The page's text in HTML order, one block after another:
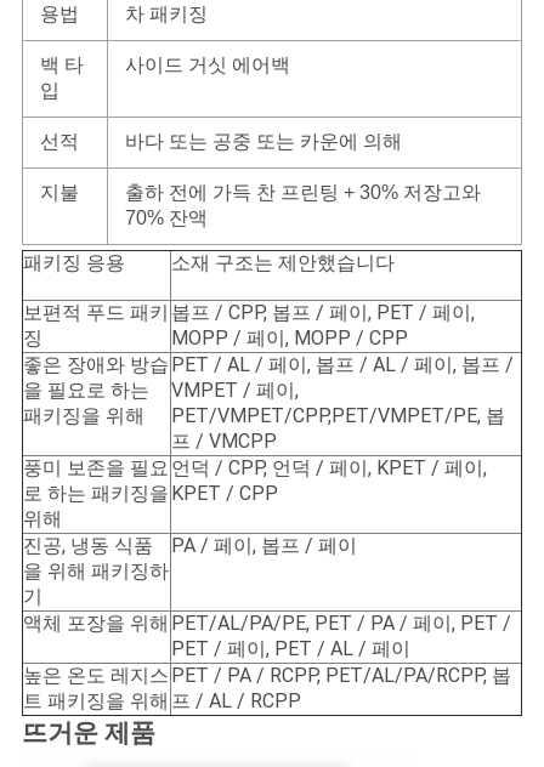
용법 차 패키징
백 타
입
사이드 거싯 에어백
선적 바다 또는 공중 또는 카운에 의해
지불
출하 전에 가득 찬 프린팅 + 30% 저장고와
70% 잔액
패키징 응용 소재 구조는 제안했습니다
보편적 푸드 패키
징
봅프 / CPP, 봅프 / 페이, PET / 페이,
MOPP / 페이, MOPP / CPP
좋은 장애와 방습
을 필요로 하는
패키징을 위해
PET / AL / 페이, 봅프 / AL / 페이, 봅프 /
VMPET / 페이,
PET/VMPET/CPP,PET/VMPET/PE, 봅
프 / VMCPP
풍미 보존을 필요
로 하는 패키징을
위해
언덕 / CPP, 언덕 / 페이, KPET / 페이,
KPET / CPP
진공, 냉동 식품
을 위해 패키징하
기
PA / 페이, 봅프 / 페이
액체 포장을 위해 PET/AL/PA/PE, PET / PA / 페이, PET /
PET / 페이, PET / AL / 페이
높은 온도 레지스
트 패키징을 위해
PET / PA / RCPP, PET/AL/PA/RCPP, 봅
프 / AL / RCPP
뜨거운 제품